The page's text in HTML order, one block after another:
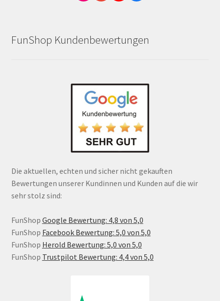
FunShop Kundenbewertungen
Die aktuellen, echten und sicher nicht gekauften
Bewertungen unserer Kundinnen und Kunden auf die wir
sehr stolz sind:
FunShop Google Bewertung: 4,8 von 5,0
FunShop Facebook Bewertung: 5,0 von 5,0
FunShop Herold Bewertung: 5,0 von 5,0
FunShop Trustpilot Bewertung: 4,4 von 5,0